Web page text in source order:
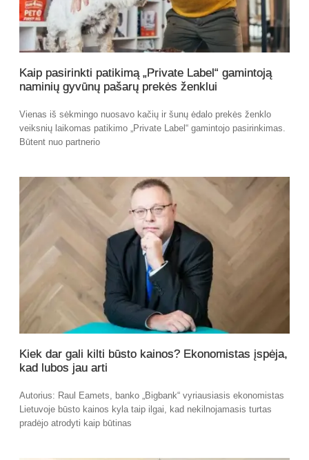
Kaip pasirinkti patikimą „Private Label“ gamintoją
naminių gyvūnų pašarų prekės ženklui
Vienas iš sėkmingo nuosavo kačių ir šunų ėdalo prekės ženklo
veiksnių laikomas patikimo „Private Label“ gamintojo pasirinkimas.
Būtent nuo partnerio
Kiek dar gali kilti būsto kainos? Ekonomistas įspėja,
kad lubos jau arti
Autorius: Raul Eamets, banko „Bigbank“ vyriausiasis ekonomistas
Lietuvoje būsto kainos kyla taip ilgai, kad nekilnojamasis turtas
pradėjo atrodyti kaip būtinas